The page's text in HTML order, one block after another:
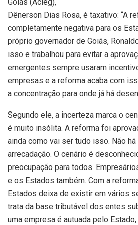
Dênerson Dias Rosa, é taxativo: “A
completamente negativa para os
próprio governador de Goiás,
isso e trabalhou para evitar a
emergentes sempre usaram
empresas e a reforma acaba com
a concentração para onde já há
Segundo ele, a incerteza marca o
é muito insólita. A reforma foi
ainda como vai ser tudo isso. Não
arrecadação. O cenário é
preocupação para todos.
e os Estados também. Com a
Estados deixa de existir em vários
trata da base tributável dos entes
uma empresa é autuada pelo